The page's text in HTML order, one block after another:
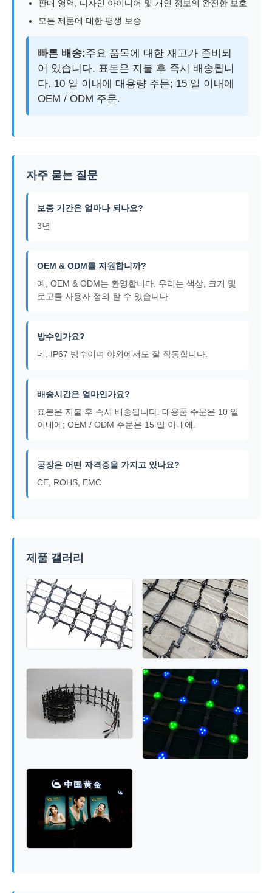
판매 영역, 디자인 아이디어 및 개인 정보의 완전한 보호
모든 제품에 대한 평생 보증
빠른 배송:주요 품목에 대한 재고가 준비되
어 있습니다. 표본은 지불 후 즉시 배송됩니
다. 10 일 이내에 대용량 주문; 15 일 이내에
OEM / ODM 주문.
자주 묻는 질문
보증 기간은 얼마나 되나요?
3년
OEM & ODM를 지원합니까?
예, OEM & ODM는 환영합니다. 우리는 색상, 크기 및
로고를 사용자 정의 할 수 있습니다.
방수인가요?
네, IP67 방수이며 야외에서도 잘 작동합니다.
배송시간은 얼마인가요?
표본은 지불 후 즉시 배송됩니다. 대용품 주문은 10 일
이내에; OEM / ODM 주문은 15 일 이내에.
공장은 어떤 자격증을 가지고 있나요?
CE, ROHS, EMC
제품 갤러리